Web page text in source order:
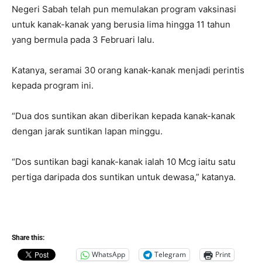
Negeri Sabah telah pun memulakan program vaksinasi
untuk kanak-kanak yang berusia lima hingga 11 tahun
yang bermula pada 3 Februari lalu.
Katanya, seramai 30 orang kanak-kanak menjadi perintis
kepada program ini.
“Dua dos suntikan akan diberikan kepada kanak-kanak
dengan jarak suntikan lapan minggu.
“Dos suntikan bagi kanak-kanak ialah 10 Mcg iaitu satu
pertiga daripada dos suntikan untuk dewasa,” katanya.
Share this:
WhatsApp Telegram Print